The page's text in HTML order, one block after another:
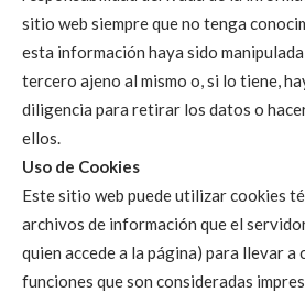
sitio web siempre que no tenga
esta información haya sido
tercero ajeno al mismo o, si lo tiene,
diligencia para retirar los datos o
ellos.
Uso de Cookies
Este sitio web puede utilizar cookies
archivos de información que el
quien accede a la página) para llevar a
funciones que son consideradas